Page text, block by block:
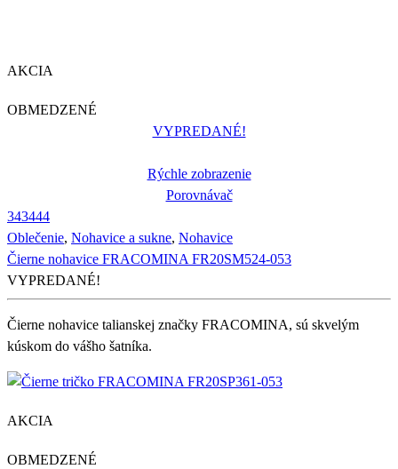
AKCIA
OBMEDZENÉ
VYPREDANÉ!
Rýchle zobrazenie
Porovnávač
343444
Oblečenie, Nohavice a sukne, Nohavice
Čierne nohavice FRACOMINA FR20SM524-053
VYPREDANÉ!
Čierne nohavice talianskej značky FRACOMINA, sú skvelým
kúskom do vášho šatníka.
AKCIA
OBMEDZENÉ